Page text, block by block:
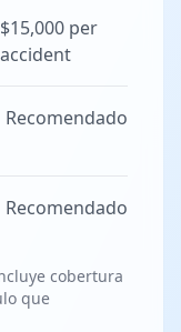
$15,000 per
accident
Recomendado
Recomendado
cobertura
que